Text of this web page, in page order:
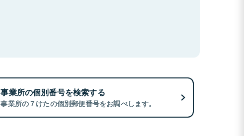
事業所の個別番号を検索する
事業所の７けたの個別郵便番号をお調べします。